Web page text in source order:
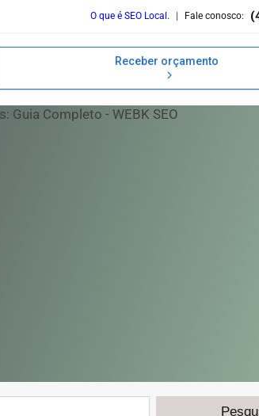
O que é SEO Local. Fale conosco:
Receber orçamento